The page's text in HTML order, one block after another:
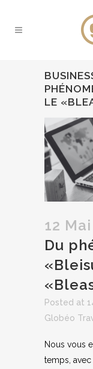
LE
12 Mai
Du
Posted at
Globéo
Nous vous
temps,